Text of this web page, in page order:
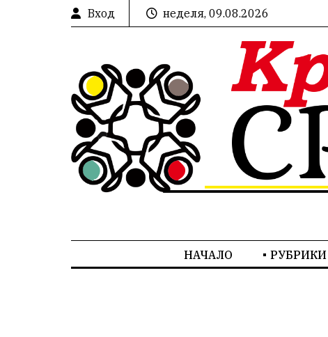
Вход неделя, 09.08.2026
НАЧАЛО РУБРИКИ